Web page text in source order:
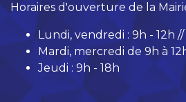
Horaires d'ouverture de la
Lundi, vendredi : 9h - 12h //
Mardi, mercredi de 9h à
Jeudi : 9h - 18h